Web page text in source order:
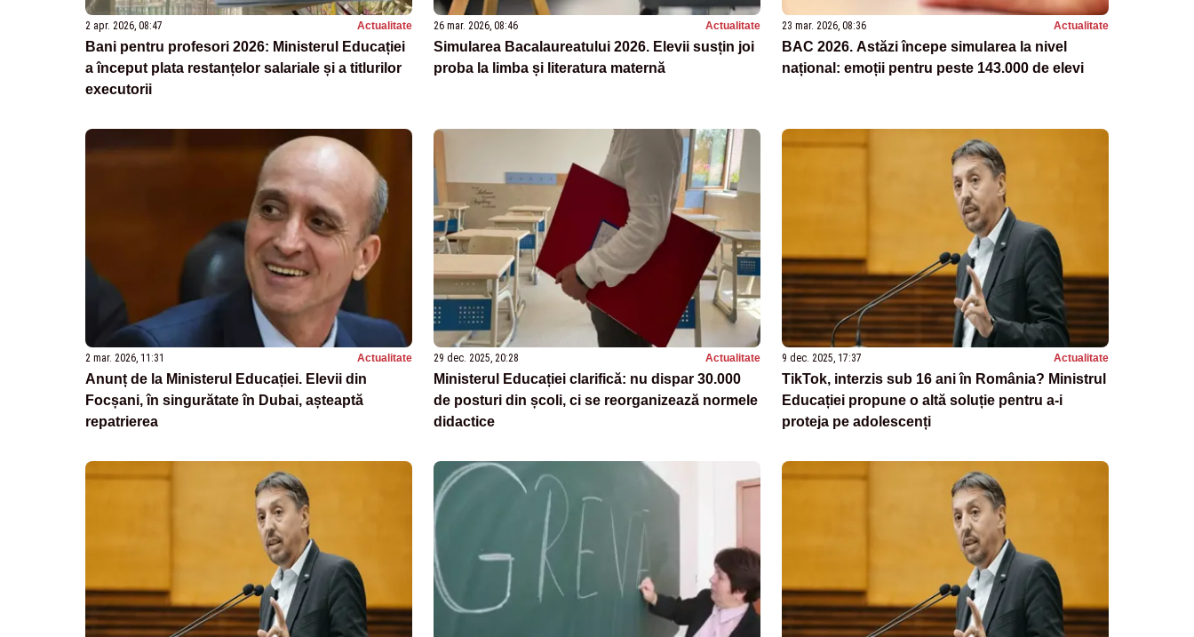
2 apr. 2026, 08:47 Actualitate
Bani pentru profesori 2026: Ministerul Educației
a început plata restanțelor salariale și a titlurilor
executorii
26 mar. 2026, 08:46 Actualitate
Simularea Bacalaureatului 2026. Elevii susțin joi
proba la limba și literatura maternă
23 mar. 2026, 08:36 Actualitate
BAC 2026. Astăzi începe simularea la nivel
național: emoții pentru peste 143.000 de elevi
2 mar. 2026, 11:31 Actualitate
Anunț de la Ministerul Educației. Elevii din
Focșani, în singurătate în Dubai, așteaptă
repatrierea
29 dec. 2025, 20:28 Actualitate
Ministerul Educației clarifică: nu dispar 30.000
de posturi din școli, ci se reorganizează normele
didactice
9 dec. 2025, 17:37 Actualitate
TikTok, interzis sub 16 ani în România? Ministrul
Educației propune o altă soluție pentru a-i
proteja pe adolescenți